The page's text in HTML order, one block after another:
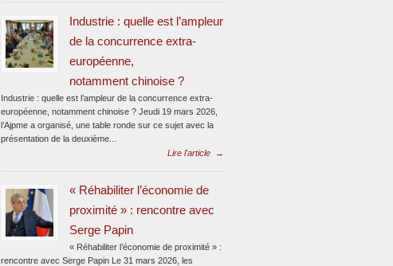
Industrie : quelle est l’ampleur
de la concurrence extra-
européenne,
notamment chinoise ?
Industrie : quelle est l’ampleur de la concurrence extra-
européenne, notamment chinoise ? Jeudi 19 mars 2026,
l’Ajpme a organisé, une table ronde sur ce sujet avec la
présentation de la deuxième...
Lire l'article
→
« Réhabiliter l’économie de
proximité » : rencontre avec
Serge Papin
« Réhabiliter l’économie de proximité » :
rencontre avec Serge Papin Le 31 mars 2026, les